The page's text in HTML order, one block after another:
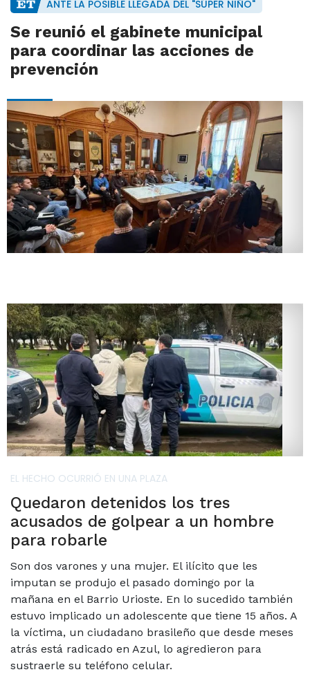
ANTE LA POSIBLE LLEGADA DEL "SÚPER NIÑO"
Se reunió el gabinete municipal
para coordinar las acciones de
prevención
EL HECHO OCURRIÓ EN UNA PLAZA
Quedaron detenidos los tres
acusados de golpear a un hombre
para robarle
Son dos varones y una mujer. El ilícito que les
imputan se produjo el pasado domingo por la
mañana en el Barrio Urioste. En lo sucedido también
estuvo implicado un adolescente que tiene 15 años. A
la víctima, un ciudadano brasileño que desde meses
atrás está radicado en Azul, lo agredieron para
sustraerle su teléfono celular.